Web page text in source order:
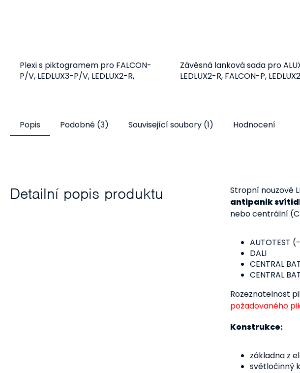
Plexi s piktogramem pro FALCON-
P/V, LEDLUX3-P/V, LEDLUX2-R,
889 Kč
Závěsná lanková sada pro
LEDLUX2-R, FALCON-P,
1 214 Kč
Popis
Podobné (3) Související soubory (1) Hodnocení
Detailní popis produktu Stropní nouzové
antipanik
nebo centrální
AUTOTEST
DALI
CENTRAL
CENTRAL
Rozeznatelnost
požadovaného
Konstrukce:
základna z
světločinný